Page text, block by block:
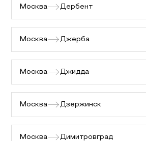
Москва Дербент
Москва Джерба
Москва Джидда
Москва Дзержинск
Москва Димитровград